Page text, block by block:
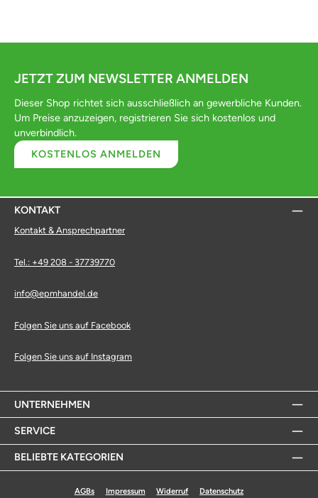
JETZT ZUM NEWSLETTER ANMELDEN
Dieser Shop richtet sich ausschließlich an gewerbliche Kunden.
Um Preise anzuzeigen, registrieren Sie sich kostenlos und
unverbindlich.
KOSTENLOS ANMELDEN
KONTAKT
Kontakt & Ansprechpartner
Tel.: +49 208 - 37739770
info@epmhandel.de
Folgen Sie uns auf Facebook
Folgen Sie uns auf Instagram
UNTERNEHMEN
SERVICE
BELIEBTE KATEGORIEN
AGBs Impressum Widerruf Datenschutz